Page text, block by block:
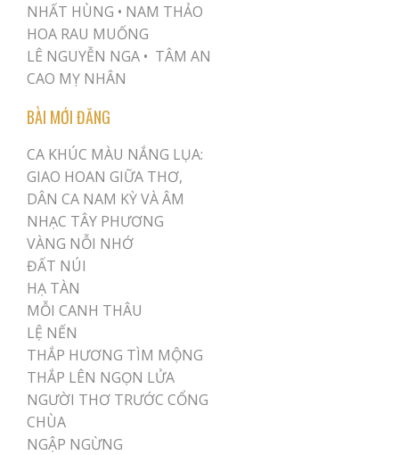
NHẤT HÙNG • NAM THẢO
HOA RAU MUỐNG
LÊ NGUYỄN NGA • TÂM AN
CAO MỴ NHÂN
BÀI MỚI ĐĂNG
CA KHÚC MÀU NẮNG LỤA:
GIAO HOAN GIỮA THƠ,
DÂN CA NAM KỲ VÀ ÂM
NHẠC TÂY PHƯƠNG
VÀNG NỖI NHỚ
ĐẤT NÚI
HẠ TÀN
MỖI CANH THÂU
LỆ NẾN
THẮP HƯƠNG TÌM MỘNG
THẮP LÊN NGỌN LỬA
NGƯỜI THƠ TRƯỚC CỔNG
CHÙA
NGẬP NGỪNG